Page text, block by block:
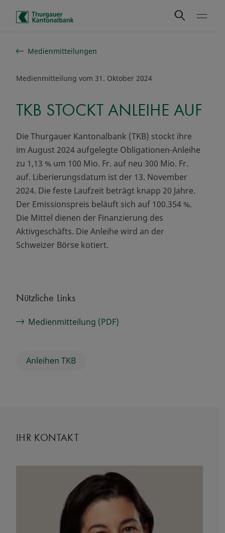
Schnelle Navigation
Medienmitteilungen
Medienmitteilung vom 31. Oktober 2024
TKB STOCKT ANLEIHE AUF
Die Thurgauer Kantonalbank (TKB) stockt ihre
im August 2024 aufgelegte Obligationen-Anleihe
zu 1,13 % um 100 Mio. Fr. auf neu 300 Mio. Fr.
auf. Liberierungsdatum ist der 13. November
2024. Die feste Laufzeit beträgt knapp 20 Jahre.
Der Emissionspreis beläuft sich auf 100.354 %.
Die Mittel dienen der Finanzierung des
Aktivgeschäfts. Die Anleihe wird an der
Schweizer Börse kotiert.
Nützliche Links
Medienmitteilung (PDF)
Anleihen TKB
IHR KONTAKT